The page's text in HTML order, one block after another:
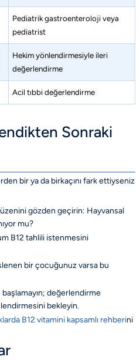
Pediatrik gastroenteroloji veya
pediatrist
Hekim yönlendirmesiyle ileri
değerlendirme
Acil tıbbi değerlendirme
Sonraki
bir ya da birkaçını fark ettiyseniz
gözden geçirin: Hayvansal
mu?
B12 tahlili istenmesini
bir çocuğunuz varsa bu
değerlendirme
bekleyin.
B12 vitamini kapsamlı rehberini